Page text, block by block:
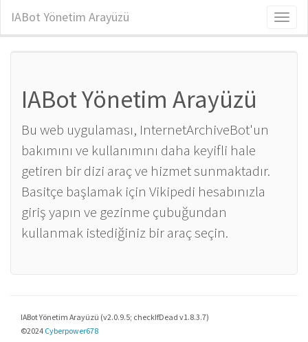
IABot Yönetim Arayüzü
IABot Yönetim Arayüzü
Bu web uygulaması, InternetArchiveBot'un
bakımını ve kullanımını daha keyifli hale
getiren bir dizi araç ve hizmet sunmaktadır.
Basitçe başlamak için Vikipedi hesabınızla
giriş yapın ve gezinme çubuğundan
kullanmak istediğiniz bir araç seçin.
IABot Yönetim Arayüzü (v2.0.9.5; checkIfDead v1.8.3.7)
©2024 Cyberpower678